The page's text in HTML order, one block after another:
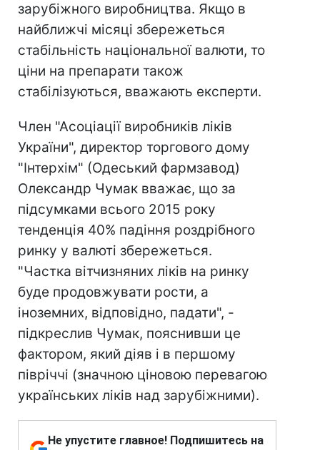
зарубіжного виробництва. Якщо в
найближчі місяці збережеться
стабільність національної валюти, то
ціни на препарати також
стабілізуються, вважають експерти.
Член "Асоціації виробників ліків
України", директор торгового дому
"Інтерхім" (Одеський фармзавод)
Олександр Чумак вважає, що за
підсумками всього 2015 року
тенденція 40% падіння роздрібного
ринку у валюті збережеться.
"Частка вітчизняних ліків на ринку
буде продовжувати рости, а
іноземних, відповідно, падати", -
підкреслив Чумак, пояснивши це
фактором, який діяв і в першому
півріччі (значною ціновою перевагою
українських ліків над зарубіжними).
Не упустите главное! Подпишитесь на